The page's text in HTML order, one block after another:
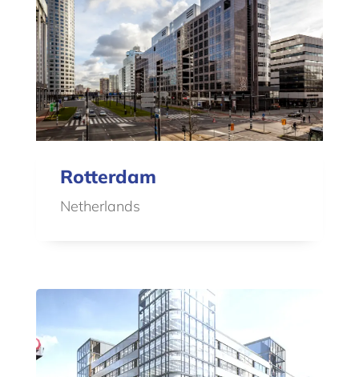
Rotterdam
Netherlands